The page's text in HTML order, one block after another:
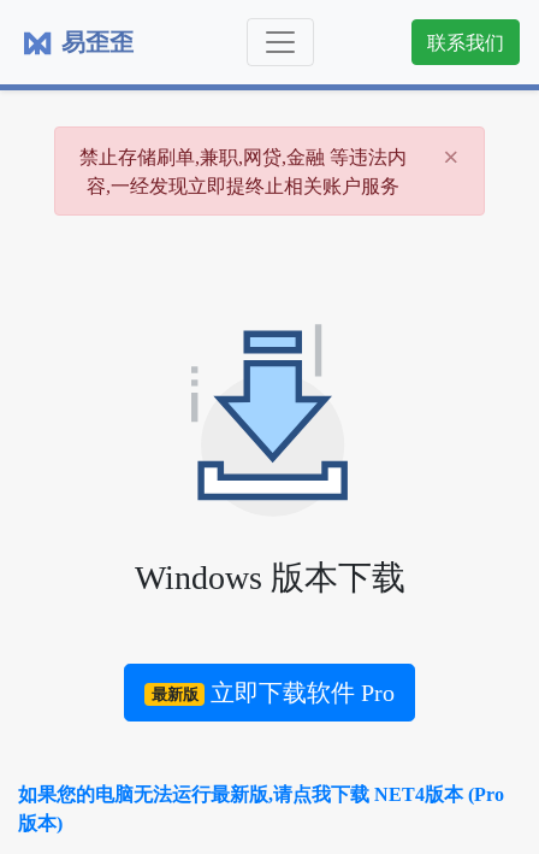
易歪歪 联系我们
禁止存储刷单,兼职,网贷,金融 等违法内
容,一经发现立即提终止相关账户服务
×
Windows 版本下载
最新版 立即下载软件 Pro
如果您的电脑无法运行最新版,请点我下载 NET4版本 (Pro
版本)